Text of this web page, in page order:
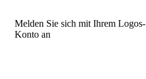
Melden Sie sich mit Ihrem Logos-
Konto an